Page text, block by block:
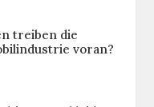
treiben die
voran?